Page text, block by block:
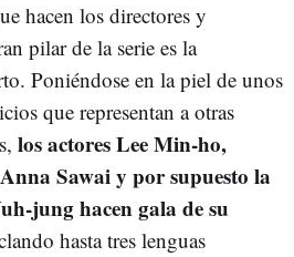
hacen los directores y
pilar de la serie es la
Poniéndose en la piel de unos
que representan a otras
los actores Lee Min-ho,
Sawai y por supuesto la
jung hacen gala de su
hasta tres lenguas